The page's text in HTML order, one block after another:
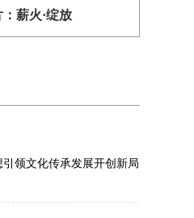
薪火·绽放
引领文化传承发展开创新局